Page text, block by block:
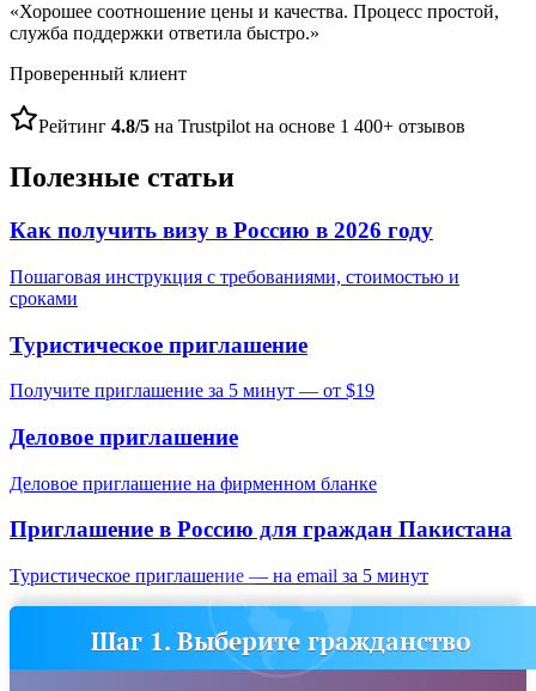
«Хорошее соотношение цены и качества. Процесс простой,
служба поддержки ответила быстро.»
Проверенный клиент
Рейтинг 4.8/5 на Trustpilot на основе 1 400+ отзывов
Полезные статьи
Как получить визу в Россию в 2026 году
Пошаговая инструкция с требованиями, стоимостью и
сроками
Туристическое приглашение
Получите приглашение за 5 минут — от $19
Деловое приглашение
Деловое приглашение на фирменном бланке
Приглашение в Россию для граждан Пакистана
Туристическое приглашение — на email за 5 минут
Шаг 1. Выберите гражданство